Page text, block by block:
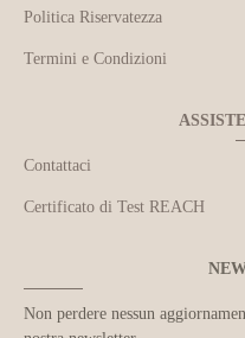
Politica Riservatezza
Termini e Condizioni
Contattaci
Certificato di Test REACH
Non perdere nessun